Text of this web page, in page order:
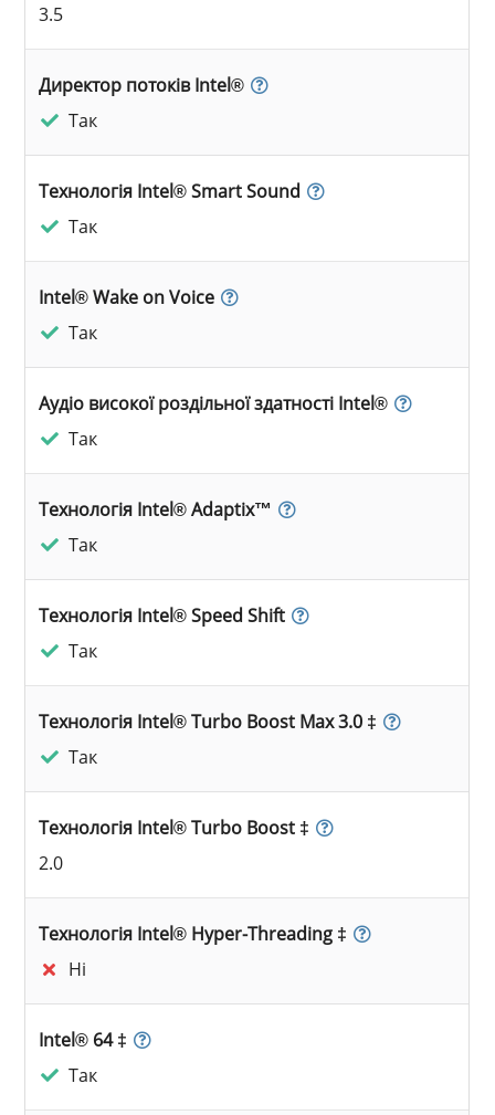
3.5
Директор потоків Intel®
Так
Технологія Intel® Smart Sound
Так
Intel® Wake on Voice
Так
Аудіо високої роздільної здатності Intel®
Так
Технологія Intel® Adaptix™
Так
Технологія Intel® Speed Shift
Так
Технологія Intel® Turbo Boost Max 3.0 ‡
Так
Технологія Intel® Turbo Boost ‡
2.0
Технологія Intel® Hyper-Threading ‡
Ні
Intel® 64 ‡
Так